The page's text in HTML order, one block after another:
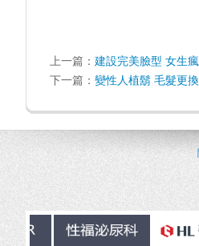
上一篇： 建設完美臉型 女生
下一篇： 變性人植鬍 毛髮更